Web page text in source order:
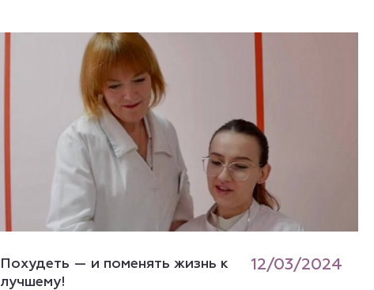
Похудеть — и поменять жизнь к
лучшему!
12/03/2024